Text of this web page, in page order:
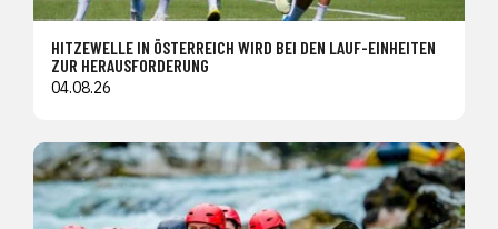
HITZEWELLE IN ÖSTERREICH WIRD BEI DEN LAUF-EINHEITEN
ZUR HERAUSFORDERUNG
04.08.26